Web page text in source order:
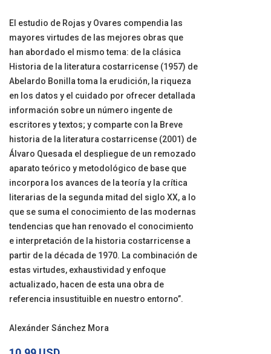
El estudio de Rojas y Ovares compendia las
mayores virtudes de las mejores obras que
han abordado el mismo tema: de la clásica
Historia de la literatura costarricense (1957) de
Abelardo Bonilla toma la erudición, la riqueza
en los datos y el cuidado por ofrecer detallada
información sobre un número ingente de
escritores y textos; y comparte con la Breve
historia de la literatura costarricense (2001) de
Álvaro Quesada el despliegue de un remozado
aparato teórico y metodológico de base que
incorpora los avances de la teoría y la crítica
literarias de la segunda mitad del siglo XX, a lo
que se suma el conocimiento de las modernas
tendencias que han renovado el conocimiento
e interpretación de la historia costarricense a
partir de la década de 1970. La combinación de
estas virtudes, exhaustividad y enfoque
actualizado, hacen de esta una obra de
referencia insustituible en nuestro entorno”.
Alexánder Sánchez Mora